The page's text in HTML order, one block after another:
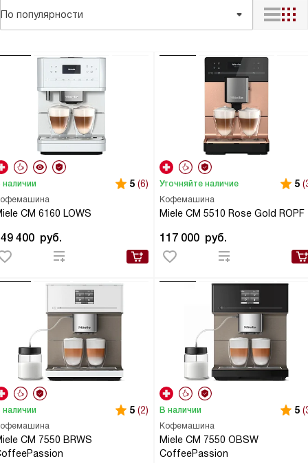
По популярности
CM 6160 LOWS
наличии 5 (6)
400 руб.
Кофемашина
Miele CM 5510 Rose Gold ROPF
Уточняйте наличие 5
117 000 руб.
CM 7550 BRWS
наличии 5 (2)
Кофемашина
Miele CM 7550 OBSW
CoffeePassion
В наличии 5